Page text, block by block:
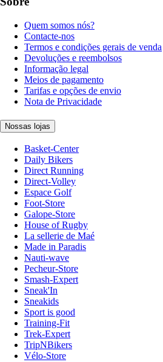
Quem somos nós?
Contacte-nos
Termos e condições gerais de venda
Devoluções e reembolsos
Informação legal
Meios de pagamento
Tarifas e opções de envio
Nota de Privacidade
Nossas lojas
Basket-Center
Daily Bikers
Direct Running
Direct-Volley
Espace Golf
Foot-Store
Galope-Store
House of Rugby
La sellerie de Maé
Made in Paradis
Nauti-wave
Pecheur-Store
Smash-Expert
Sneak'In
Sneakids
Sport is good
Training-Fit
Trek-Expert
TripNBikers
Vélo-Store